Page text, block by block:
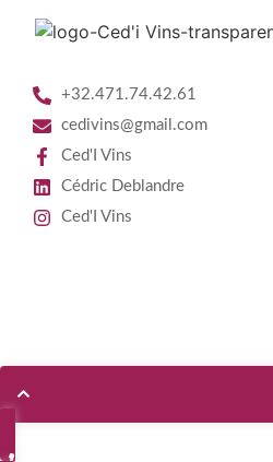
+32.471.74.42.61
cedivins@gmail.com
Ced'I Vins
Cédric Deblandre
Ced'I Vins